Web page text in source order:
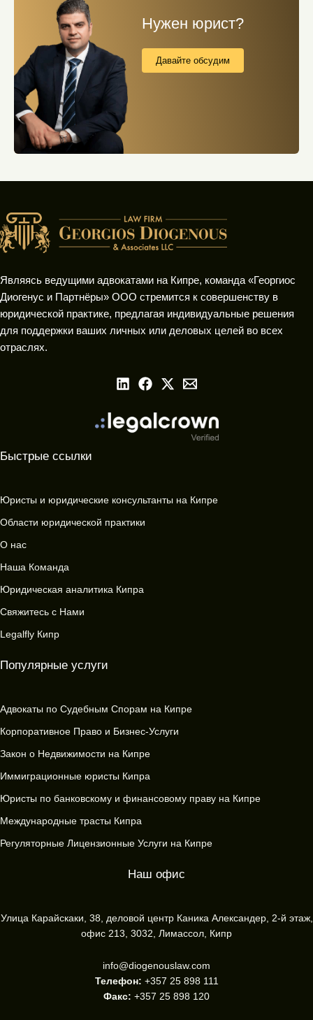
Нужен юрист?
Давайте обсудим
Являясь ведущими адвокатами на Кипре, команда «Георгиос
Диогенус и Партнёры» ООО стремится к совершенству в
юридической практике, предлагая индивидуальные решения
для поддержки ваших личных или деловых целей во всех
отраслях.
Быстрые ссылки
Юристы и юридические консультанты на Кипре
Области юридической практики
О нас
Наша Команда
Юридическая аналитика Кипра
Свяжитесь с Нами
Legalfly Кипр
Популярные услуги
Адвокаты по Судебным Спорам на Кипре
Корпоративное Право и Бизнес-Услуги
Закон о Недвижимости на Кипре
Иммиграционные юристы Кипра
Юристы по банковскому и финансовому праву на Кипре
Международные трасты Кипра
Регуляторные Лицензионные Услуги на Кипре
Наш офис
Улица Карайскаки, 38, деловой центр Каника Александер, 2-й этаж,
офис 213, 3032, Лимассол, Кипр
info@diogenouslaw.com
Телефон: +357 25 898 111
Факс: +357 25 898 120